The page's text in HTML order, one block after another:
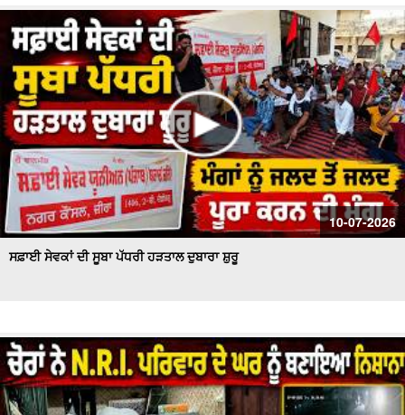
10-07-2026
ਸਫ਼ਾਈ ਸੇਵਕਾਂ ਦੀ ਸੂਬਾ ਪੱਧਰੀ ਹੜਤਾਲ ਦੁਬਾਰਾ ਸ਼ੁਰੂ